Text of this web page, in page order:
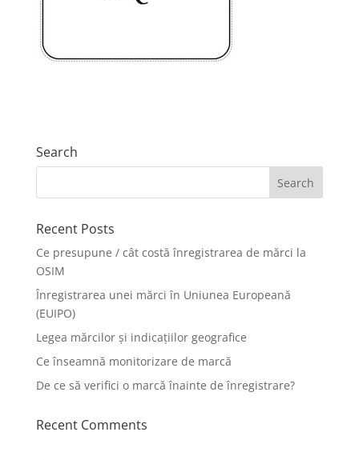
Search
Recent Posts
Ce presupune / cât costă înregistrarea de mărci la
OSIM
Înregistrarea unei mărci în Uniunea Europeană
(EUIPO)
Legea mărcilor și indicațiilor geografice
Ce înseamnă monitorizare de marcă
De ce să verifici o marcă înainte de înregistrare?
Recent Comments